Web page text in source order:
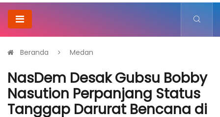
Beranda Medan
NasDem Desak Gubsu Bobby
Nasution Perpanjang Status
Tanggap Darurat Bencana di